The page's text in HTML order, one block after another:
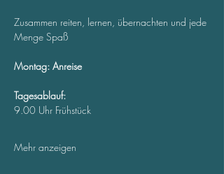
Zusammen reiten, lernen, übernachten und jede
Menge Spaß
Montag: Anreise
Tagesablauf:
9.00 Uhr Frühstück
Mehr anzeigen